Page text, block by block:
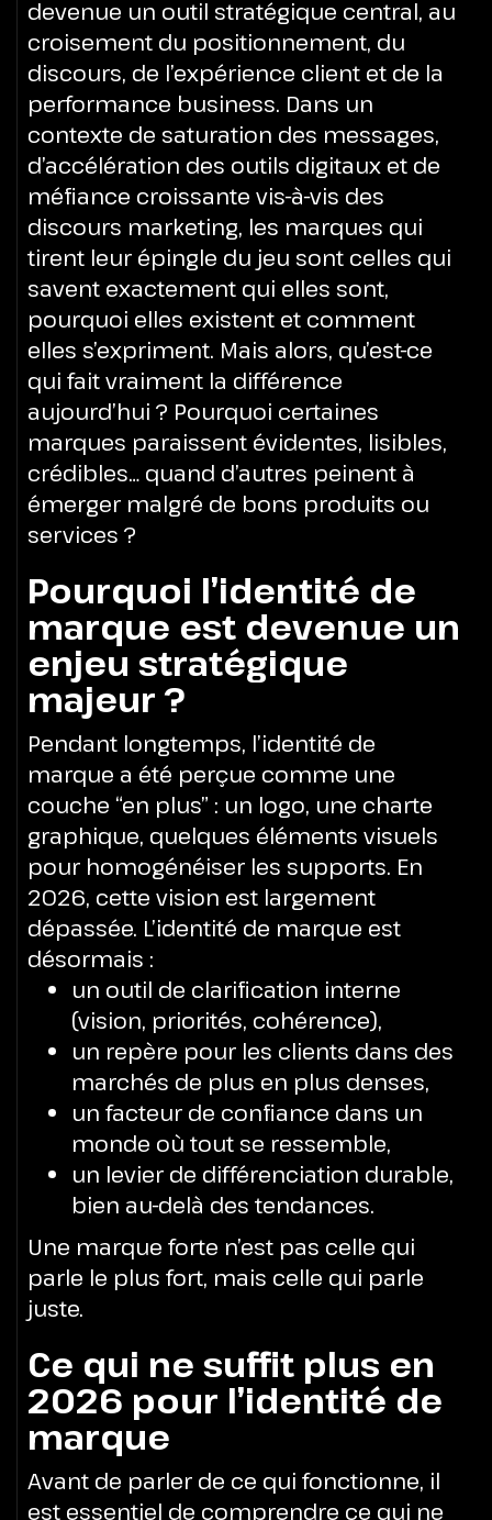
devenue un outil stratégique central, au
croisement du positionnement, du
discours, de l’expérience client et de la
performance business. Dans un
contexte de saturation des messages,
d’accélération des outils digitaux et de
méfiance croissante vis-à-vis des
discours marketing, les marques qui
tirent leur épingle du jeu sont celles qui
savent exactement qui elles sont,
pourquoi elles existent et comment
elles s’expriment. Mais alors, qu’est-ce
qui fait vraiment la différence
aujourd’hui ? Pourquoi certaines
marques paraissent évidentes, lisibles,
crédibles… quand d’autres peinent à
émerger malgré de bons produits ou
services ?
Pourquoi l’identité de
marque est devenue un
enjeu stratégique
majeur ?
Pendant longtemps, l’identité de
marque a été perçue comme une
couche “en plus” : un logo, une charte
graphique, quelques éléments visuels
pour homogénéiser les supports. En
2026, cette vision est largement
dépassée. L’identité de marque est
désormais :
un outil de clarification interne
(vision, priorités, cohérence),
un repère pour les clients dans des
marchés de plus en plus denses,
un facteur de confiance dans un
monde où tout se ressemble,
un levier de différenciation durable,
bien au-delà des tendances.
Une marque forte n’est pas celle qui
parle le plus fort, mais celle qui parle
juste.
Ce qui ne suffit plus en
2026 pour l’identité de
marque
Avant de parler de ce qui fonctionne, il
est essentiel de comprendre ce qui ne